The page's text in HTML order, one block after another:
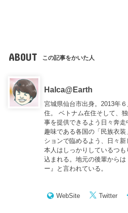
ABOUT この記事をかいた人
Halca@Earth
宮城県仙台市出身。2013年
住。 ベトナム在住そして、
事を提供できるよう日々奔走
趣味である各国の「民族衣
ションで臨めるよう、日々新
本人はしっかりしているつ
込まれる。地元の後輩からは
ー 』と言われている。
WebSite Twitter